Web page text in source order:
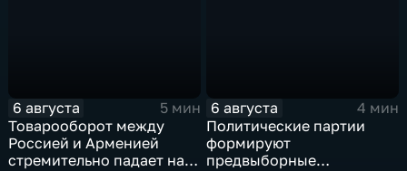
6 августа
5 мин
Товарооборот между
Россией и Арменией
стремительно падает на
6 августа
4 мин
Политические партии
формируют
предвыборные